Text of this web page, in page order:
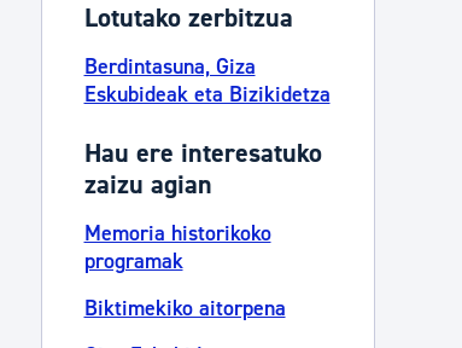
Lotutako zerbitzua
Berdintasuna, Giza
Eskubideak eta Bizikidetza
Hau ere interesatuko
zaizu agian
Memoria historikoko
programak
Biktimekiko aitorpena